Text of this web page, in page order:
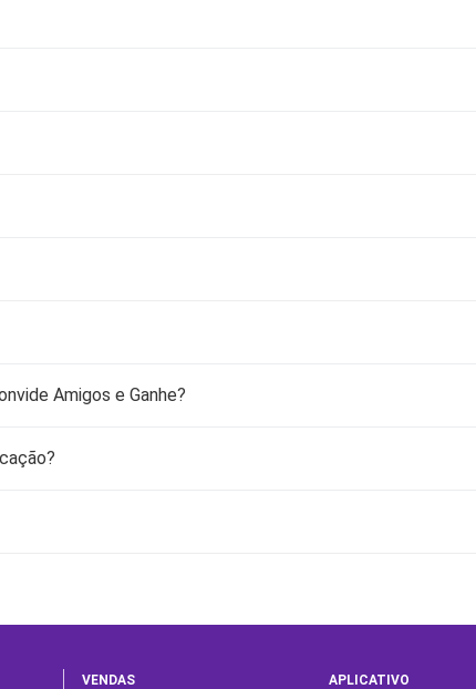
Amigos e Ganhe?
VENDAS
APLICATIVO